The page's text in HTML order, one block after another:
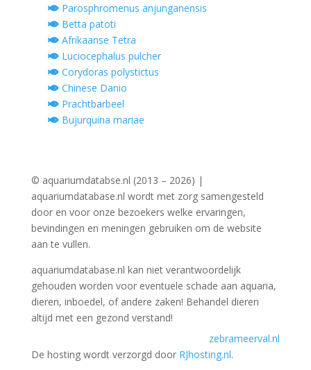
Parosphromenus anjunganensis
Betta patoti
Afrikaanse Tetra
Luciocephalus pulcher
Corydoras polystictus
Chinese Danio
Prachtbarbeel
Bujurquina mariae
© aquariumdatabse.nl (2013 – 2026) |
aquariumdatabase.nl wordt met zorg samengesteld
door en voor onze bezoekers welke ervaringen,
bevindingen en meningen gebruiken om de website
aan te vullen.
aquariumdatabase.nl kan niet verantwoordelijk
gehouden worden voor eventuele schade aan aquaria,
dieren, inboedel, of andere zaken! Behandel dieren
altijd met een gezond verstand!
zebrameerval.nl
De hosting wordt verzorgd door RJhosting.nl.